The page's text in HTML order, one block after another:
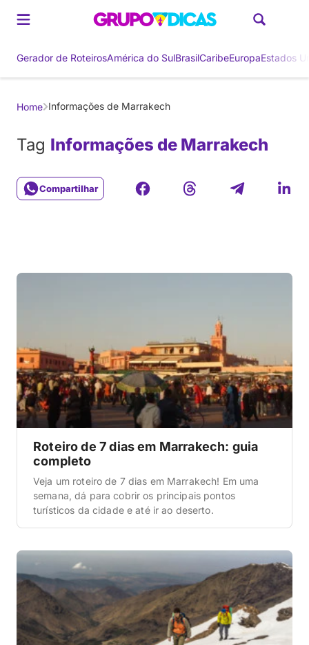
Gerador de RoteirosAmérica do SulBrasilCaribeEuropaEstados
Home Informações de Marrakech
Tag Informações de Marrakech
Compartilhar
Roteiro de 7 dias em Marrakech: guia
completo
Veja um roteiro de 7 dias em Marrakech! Em uma
semana, dá para cobrir os principais pontos
turísticos da cidade e até ir ao deserto.